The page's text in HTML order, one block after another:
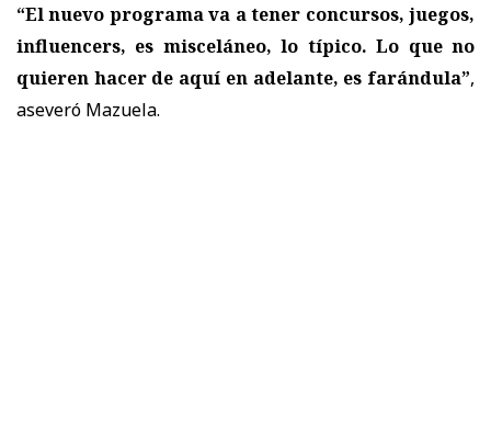
“El nuevo programa va a tener concursos, juegos,
influencers, es misceláneo, lo típico. Lo que no
quieren hacer de aquí en adelante, es farándula”,
aseveró Mazuela.